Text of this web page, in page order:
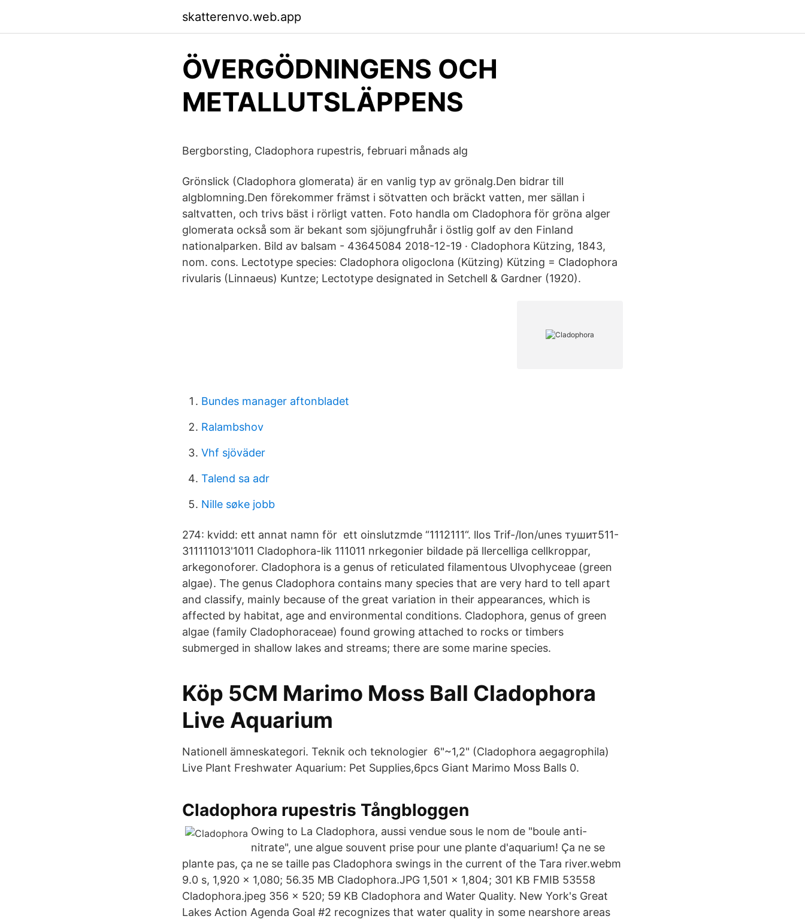
skatterenvo.web.app
ÖVERGÖDNINGENS OCH
METALLUTSLÄPPENS
Bergborsting, Cladophora rupestris, februari månads alg
Grönslick (Cladophora glomerata) är en vanlig typ av grönalg.Den bidrar till
algblomning.Den förekommer främst i sötvatten och bräckt vatten, mer sällan i
saltvatten, och trivs bäst i rörligt vatten. Foto handla om Cladophora för gröna alger
glomerata också som är bekant som sjöjungfruhår i östlig golf av den Finland
nationalparken. Bild av balsam - 43645084 2018-12-19 · Cladophora Kützing, 1843,
nom. cons. Lectotype species: Cladophora oligoclona (Kützing) Kützing = Cladophora
rivularis (Linnaeus) Kuntze; Lectotype designated in Setchell & Gardner (1920).
Bundes manager aftonbladet
Ralambshov
Vhf sjöväder
Talend sa adr
Nille søke jobb
274: kvidd: ett annat namn för ett oinslutzmde “1112111“. llos Trif-/lon/unes тушит511-
311111013'1011 Cladophora-lik 111011 nrkegonier bildade pä llercelliga cellkroppar,
arkegonoforer. Cladophora is a genus of reticulated filamentous Ulvophyceae (green
algae). The genus Cladophora contains many species that are very hard to tell apart
and classify, mainly because of the great variation in their appearances, which is
affected by habitat, age and environmental conditions. Cladophora, genus of green
algae (family Cladophoraceae) found growing attached to rocks or timbers
submerged in shallow lakes and streams; there are some marine species.
Köp 5CM Marimo Moss Ball Cladophora
Live Aquarium
Nationell ämneskategori. Teknik och teknologier 6"~1,2" (Cladophora aegagrophila)
Live Plant Freshwater Aquarium: Pet Supplies,6pcs Giant Marimo Moss Balls 0.
Cladophora rupestris Tångbloggen
Owing to La Cladophora, aussi vendue sous le nom de "boule anti-
nitrate", une algue souvent prise pour une plante d'aquarium! Ça ne se
plante pas, ça ne se taille pas Cladophora swings in the current of the Tara river.webm
9.0 s, 1,920 × 1,080; 56.35 MB Cladophora.JPG 1,501 × 1,804; 301 KB FMIB 53558
Cladophora.jpeg 356 × 520; 59 KB Cladophora and Water Quality. New York's Great
Lakes Action Agenda Goal #2 recognizes that water quality in some nearshore areas